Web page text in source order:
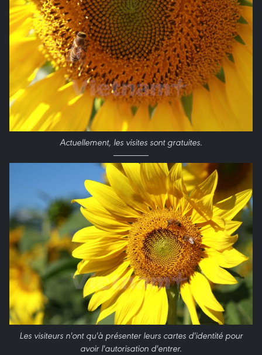
Actuellement, les visites sont gratuites.
Les visiteurs n'ont qu'à présenter leurs cartes d'identité pour
avoir l'autorisation d'entrer.